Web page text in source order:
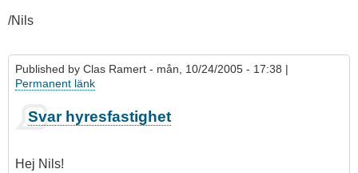
/Nils
Published by Clas Ramert - mån, 10/24/2005 - 17:38 |
Permanent länk
Svar hyresfastighet
Hej Nils!